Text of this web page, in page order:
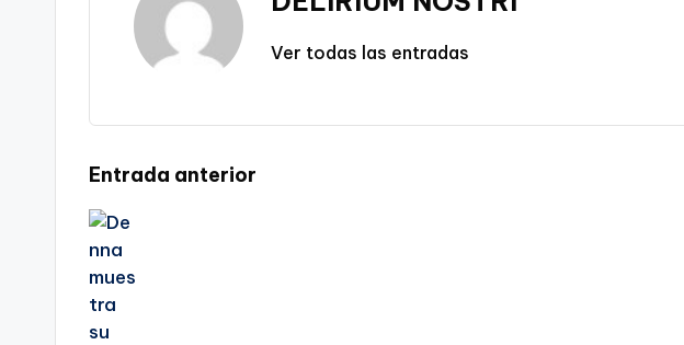
Ver todas las entradas
Navegación
de
entradas
Entrada anterior